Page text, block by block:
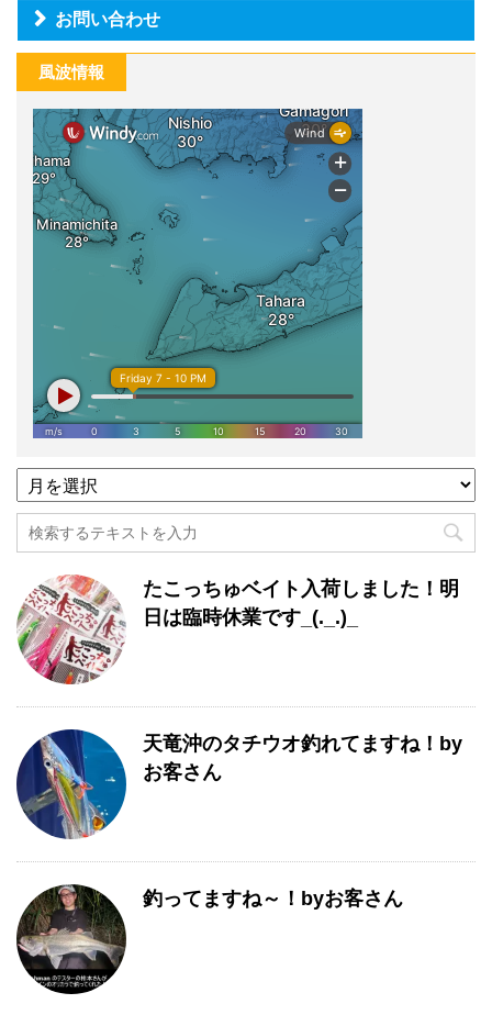
お問い合わせ
風波情報
過
去
記
事
別
一
覧
たこっちゅベイト入荷しました！明
日は臨時休業です_(._.)_
天竜沖のタチウオ釣れてますね！by
お客さん
釣ってますね～！byお客さん